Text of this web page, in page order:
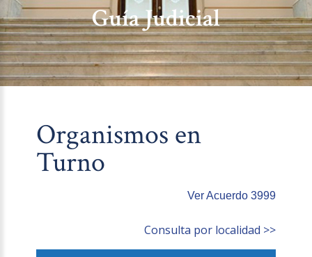
Guía Judicial
Organismos en
Turno
Ver Acuerdo 3999
Consulta por localidad >>